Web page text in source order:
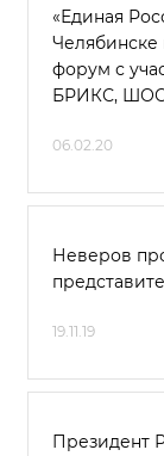
«Единая
форум с
БРИКС,
06.02.20
Неверов
19.11.19
Президент